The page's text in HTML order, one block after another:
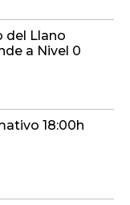
18:00h
cuatro
cuando iban a